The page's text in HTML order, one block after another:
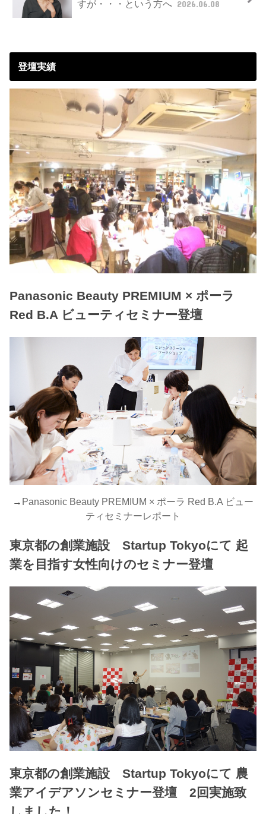
すが・・・という方へ 2026.06.08
登壇実績
Panasonic Beauty PREMIUM × ポーラ
Red B.A ビューティセミナー登壇
→ Panasonic Beauty PREMIUM × ポーラ Red B.A ビュー
ティセミナーレポート
東京都の創業施設 Startup Tokyoにて 起
業を目指す女性向けのセミナー登壇
東京都の創業施設 Startup Tokyoにて 農
業アイデアソンセミナー登壇 2回実施致